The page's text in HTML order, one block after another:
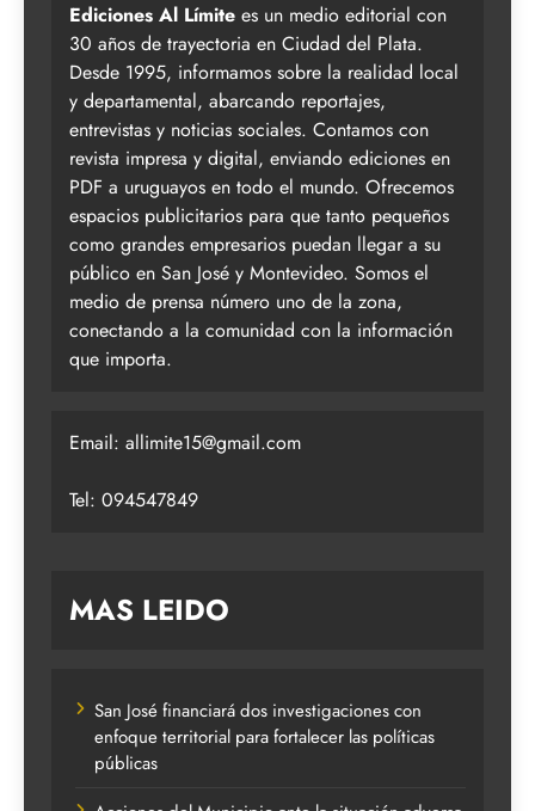
Ediciones Al Límite es un medio editorial con
30 años de trayectoria en Ciudad del Plata.
Desde 1995, informamos sobre la realidad local
y departamental, abarcando reportajes,
entrevistas y noticias sociales. Contamos con
revista impresa y digital, enviando ediciones en
PDF a uruguayos en todo el mundo. Ofrecemos
espacios publicitarios para que tanto pequeños
como grandes empresarios puedan llegar a su
público en San José y Montevideo. Somos el
medio de prensa número uno de la zona,
conectando a la comunidad con la información
que importa.
Email: allimite15@gmail.com
Tel: 094547849
MAS LEIDO
San José financiará dos investigaciones con
enfoque territorial para fortalecer las políticas
públicas